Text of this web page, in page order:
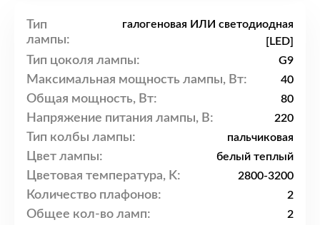
Тип
лампы:
галогеновая ИЛИ светодиодная
[LED]
Тип цоколя лампы: G9
Максимальная мощность лампы, Вт: 40
Общая мощность, Вт: 80
Напряжение питания лампы, В: 220
Тип колбы лампы: пальчиковая
Цвет лампы: белый теплый
Цветовая температура, K: 2800-3200
Количество плафонов: 2
Общее кол-во ламп: 2